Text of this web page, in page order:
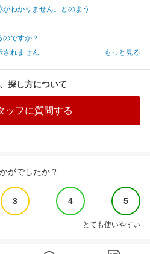
わかりません。どのよう
のですか？
されません
もっと見る
探し方について
ッフに質問する
がでしたか？
3 4 5
とても使いやすい